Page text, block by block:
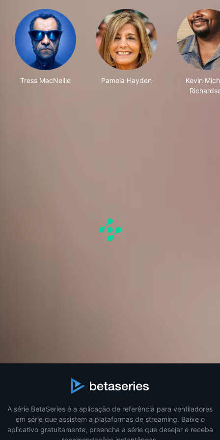
Tress MacNeille Pamela Hayden
Kevin
A série BetaSeries é a aplicação de referência para ventiladores
em série que assistem a plataformas de streaming. Baixe o
aplicativo gratuitamente, preencha a série que desejar e receba